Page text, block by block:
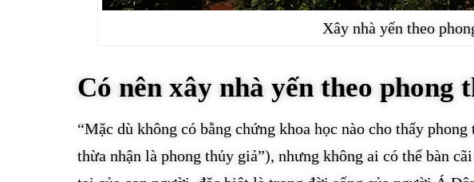
Xây nhà yến theo
Có nên xây nhà yến theo phong
“Mặc dù không có bằng chứng khoa học nào cho thấy
thừa nhận là phong thủy giả”), nhưng không ai có thể bàn